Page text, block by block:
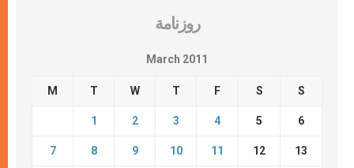
روزنامة
March 2011
M T W T F S S
1 2 3 4 5 6
7 8 9 10 11 12 13